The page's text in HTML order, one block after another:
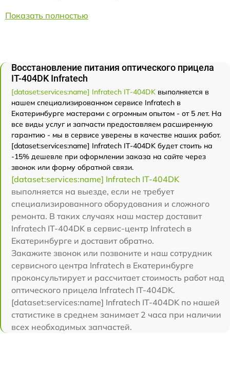
Показать полностью
Восстановление питания оптического прицела
IT-404DK Infratech
[dataset:services:name] Infratech IT-404DK выполняется в
нашем специализированном сервисе Infratech в
Екатеринбурге мастерами с огромным опытом - от 5 лет. На
все виды услуг и запчасти предоставляем расширенную
гарантию - мы в сервисе уверены в качестве наших работ.
[dataset:services:name] Infratech IT-404DK будет стоить на
-15% дешевле при оформлении заказа на сайте через
звонок или форму обратной связи.
[dataset:services:name] Infratech IT-404DK
выполняется на выезде, если не требует
специализированного оборудования и сложного
ремонта. В таких случаях наш мастер доставит
Infratech IT-404DK в сервис-центр Infratech в
Екатеринбурге и доставит обратно.
Закажите звонок или позвоните и наш сотрудник
сервисного центра Infratech в Екатеринбурге
проконсультирует и рассчитает стоимость работ над
оптического прицела Infratech IT-404DK.
[dataset:services:name] Infratech IT-404DK по нашей
статистике в среднем занимает 2 часа при наличии
всех необходимых запчастей.